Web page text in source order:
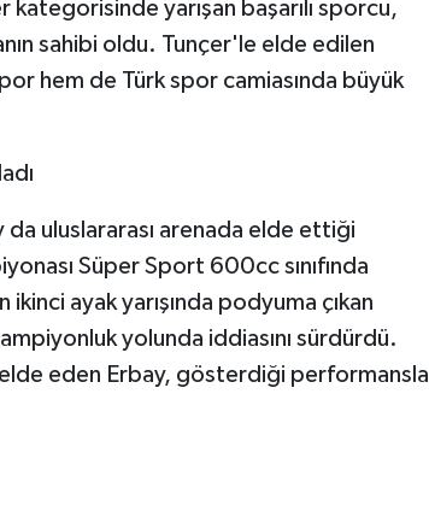
kategorisinde yarışan başarılı sporcu,
sahibi oldu. Tunçer'le elde edilen
hem de Türk spor camiasında büyük
uluslararası arenada elde ettiği
Süper Sport 600cc sınıfında
ayak yarışında podyuma çıkan
yolunda iddiasını sürdürdü.
elde eden Erbay, gösterdiği performansla